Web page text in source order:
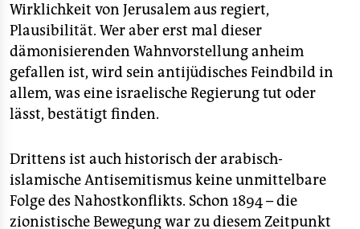
Wirklichkeit von Jerusalem aus regiert,
Plausibilität. Wer aber erst mal dieser
dämonisierenden Wahnvorstellung anheim
gefallen ist, wird sein antijüdisches Feindbild in
allem, was eine israelische Regierung tut oder
lässt, bestätigt finden.
Drittens ist auch historisch der arabisch-
islamische Antisemitismus keine unmittelbare
Folge des Nahostkonflikts. Schon 1894 – die
zionistische Bewegung war zu diesem Zeitpunkt